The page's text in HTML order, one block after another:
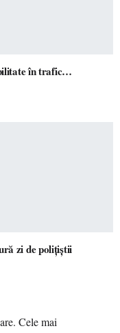
Polițiștii sătmăreni fac apel la responsabilitate în trafic…
zi de polițiștii